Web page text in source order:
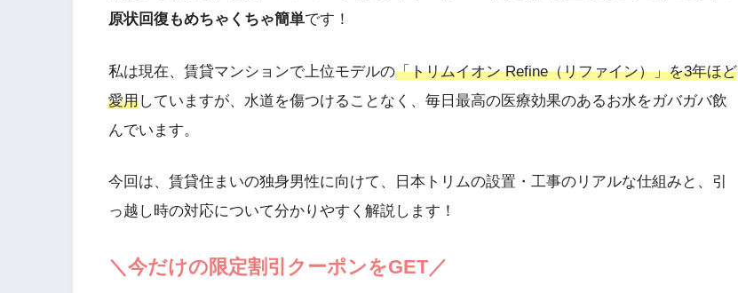
原状回復もめちゃくちゃ簡単です！
私は現在、賃貸マンションで上位モデルの「トリムイオン Refine（リファイン）」を3年ほど
愛用していますが、水道を傷つけることなく、毎日最高の医療効果のあるお水をガバガバ飲
んでいます。
今回は、賃貸住まいの独身男性に向けて、日本トリムの設置・工事のリアルな仕組みと、引
っ越し時の対応について分かりやすく解説します！
＼今だけの限定割引クーポンをGET／